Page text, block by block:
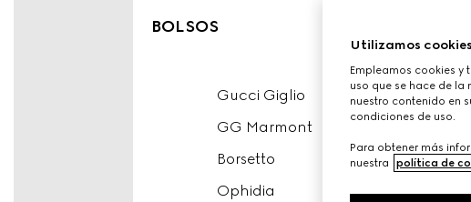
BOLSOS
Gucci Giglio
GG Marmont
Borsetto
Ophidia
Utilizamos cookies
Empleamos cookies y
uso que se hace de la
nuestro contenido en
condiciones de uso.
Para obtener más
nuestra
política de